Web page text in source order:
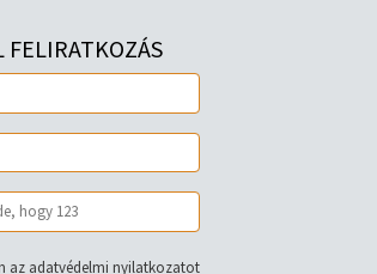
FELIRATKOZÁS
az adatvédelmi nyilatkozatot